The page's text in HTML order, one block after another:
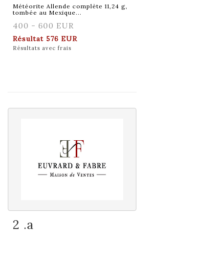
Météorite Allende complète 11,24 g,
tombée au Mexique...
400 - 600 EUR
Résultat 576 EUR
Résultats avec frais
Fiche détaillée
2 .a